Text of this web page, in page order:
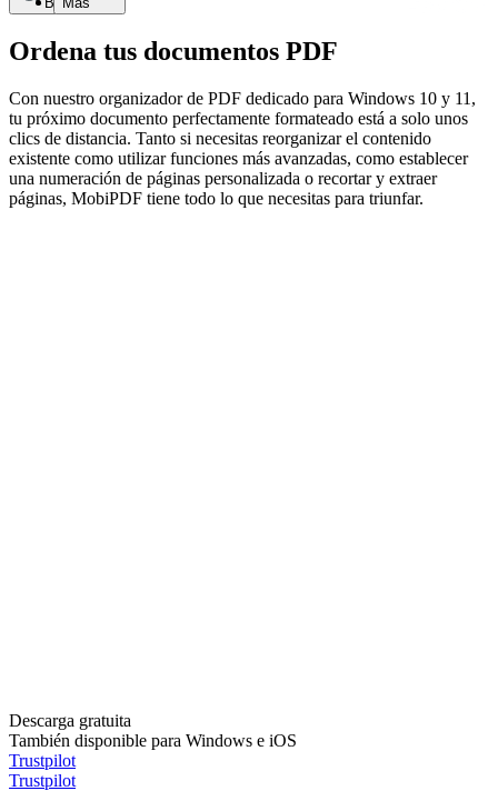
Ordena tus documentos PDF
Con nuestro organizador de PDF dedicado para Windows 10 y 11,
tu próximo documento perfectamente formateado está a solo unos
clics de distancia. Tanto si necesitas reorganizar el contenido
existente como utilizar funciones más avanzadas, como establecer
una numeración de páginas personalizada o recortar y extraer
páginas, MobiPDF tiene todo lo que necesitas para triunfar.
Descarga gratuita
También disponible para Windows e iOS
Trustpilot
Trustpilot